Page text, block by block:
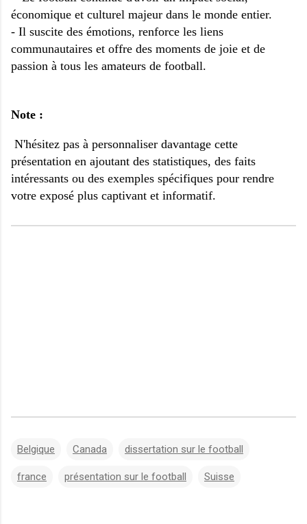
économique et culturel majeur dans le monde entier.
- Il suscite des émotions, renforce les liens
communautaires et offre des moments de joie et de
passion à tous les amateurs de football.
Note :
N'hésitez pas à personnaliser davantage cette
présentation en ajoutant des statistiques, des faits
intéressants ou des exemples spécifiques pour rendre
votre exposé plus captivant et informatif.
Belgique Canada dissertation sur le football
france présentation sur le football Suisse